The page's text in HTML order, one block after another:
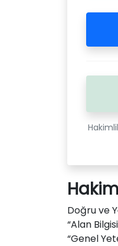
Doğru ve
“Alan
“Genel